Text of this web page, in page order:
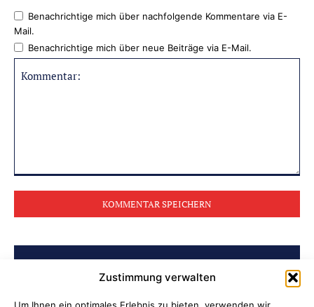
Zustimmung verwalten
Benachrichtige mich über nachfolgende Kommentare via E-
Mail.
Benachrichtige mich über neue Beiträge via E-Mail.
BELIEBTE BEITRÄGE